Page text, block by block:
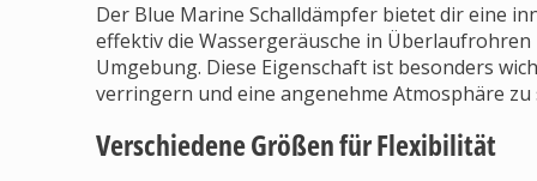
Der Blue Marine Schalldämpfer bietet dir eine
effektiv die Wassergeräusche in
Umgebung. Diese Eigenschaft ist besonders
verringern und eine angenehme Atmosphäre zu
Verschiedene Größen für Flexibilität